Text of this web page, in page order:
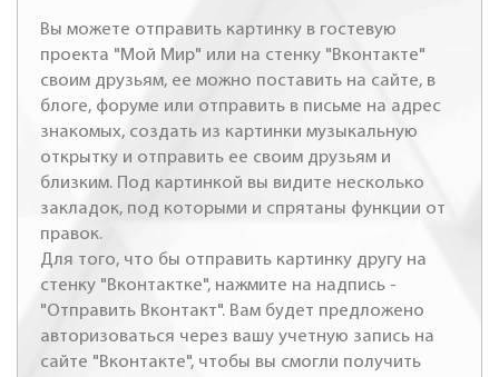
Вы можете отправить картинку в гостевую
проекта "Мой Мир" или на стенку "Вконтакте"
своим друзьям, ее можно поставить на сайте, в
блоге, форуме или отправить в письме на адрес
знакомых, создать из картинки музыкальную
открытку и отправить ее своим друзьям и
близким. Под картинкой вы видите несколько
закладок, под которыми и спрятаны функции от
правок.
Для того, что бы отправить картинку другу на
стенку "Вконтактке", нажмите на надпись -
"Отправить Вконтакт". Вам будет предложено
авторизоваться через вашу учетную запись на
сайте "Вконтакте", чтобы вы смогли получить